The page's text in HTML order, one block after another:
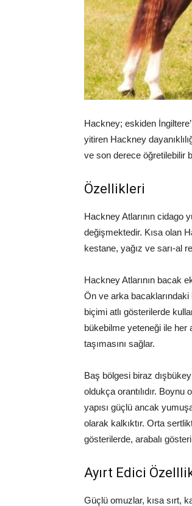
Hackney; eskiden
yitiren Hackney
ve son derece öğretilebilir
Özellikleri
Hackney Atlarının
değişmektedir. Kısa olan
kestane, yağız ve sarı-al
Hackney Atlarının bacak
Ön ve arka
biçimi atlı gösterilerde
bükebilme yeteneği ile her
taşımasını sağlar.
Baş bölgesi biraz
oldukça orantılıdır.
yapısı güçlü ancak
olarak kalkıktır. Orta
gösterilerde, arabalı
Ayırt Edici
Güçlü omuzlar, kısa sırt,